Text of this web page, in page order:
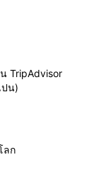
TripAdvisor
ปน)
ลก